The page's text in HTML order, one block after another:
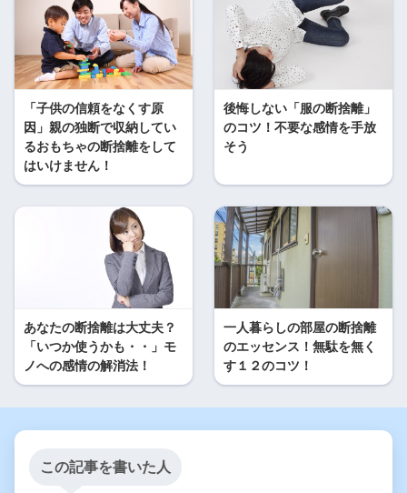
「子供の信頼をなくす原
因」親の独断で収納してい
るおもちゃの断捨離をして
はいけません！
後悔しない「服の断捨離」
のコツ！不要な感情を手放
そう
あなたの断捨離は大丈夫？
「いつか使うかも・・」モ
ノへの感情の解消法！
一人暮らしの部屋の断捨離
のエッセンス！無駄を無く
す１２のコツ！
この記事を書いた人